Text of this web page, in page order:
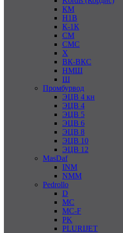
КМ
Н1В
К-1К
СМ
СМС
Х
ВК-ВКС
НМШ
Ш
Промбурвод
ЭЦВ 4 кн
ЭЦВ 4
ЭЦВ 5
ЭЦВ 6
ЭЦВ 8
ЭЦВ 10
ЭЦВ 12
MasDaf
INM
NMM
Pedrollo
D
MC
MC-F
PK
PLURIJET